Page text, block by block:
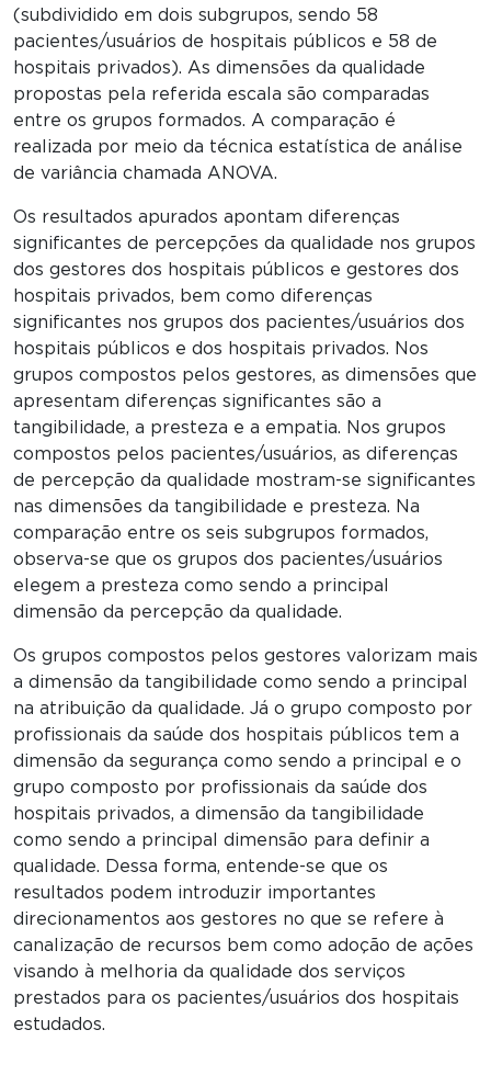
(subdividido em dois subgrupos, sendo 58
pacientes/usuários de hospitais públicos e 58 de
hospitais privados). As dimensões da qualidade
propostas pela referida escala são comparadas
entre os grupos formados. A comparação é
realizada por meio da técnica estatística de análise
de variância chamada ANOVA.
Os resultados apurados apontam diferenças
significantes de percepções da qualidade nos grupos
dos gestores dos hospitais públicos e gestores dos
hospitais privados, bem como diferenças
significantes nos grupos dos pacientes/usuários dos
hospitais públicos e dos hospitais privados. Nos
grupos compostos pelos gestores, as dimensões que
apresentam diferenças significantes são a
tangibilidade, a presteza e a empatia. Nos grupos
compostos pelos pacientes/usuários, as diferenças
de percepção da qualidade mostram-se significantes
nas dimensões da tangibilidade e presteza. Na
comparação entre os seis subgrupos formados,
observa-se que os grupos dos pacientes/usuários
elegem a presteza como sendo a principal
dimensão da percepção da qualidade.
Os grupos compostos pelos gestores valorizam mais
a dimensão da tangibilidade como sendo a principal
na atribuição da qualidade. Já o grupo composto por
profissionais da saúde dos hospitais públicos tem a
dimensão da segurança como sendo a principal e o
grupo composto por profissionais da saúde dos
hospitais privados, a dimensão da tangibilidade
como sendo a principal dimensão para definir a
qualidade. Dessa forma, entende-se que os
resultados podem introduzir importantes
direcionamentos aos gestores no que se refere à
canalização de recursos bem como adoção de ações
visando à melhoria da qualidade dos serviços
prestados para os pacientes/usuários dos hospitais
estudados.